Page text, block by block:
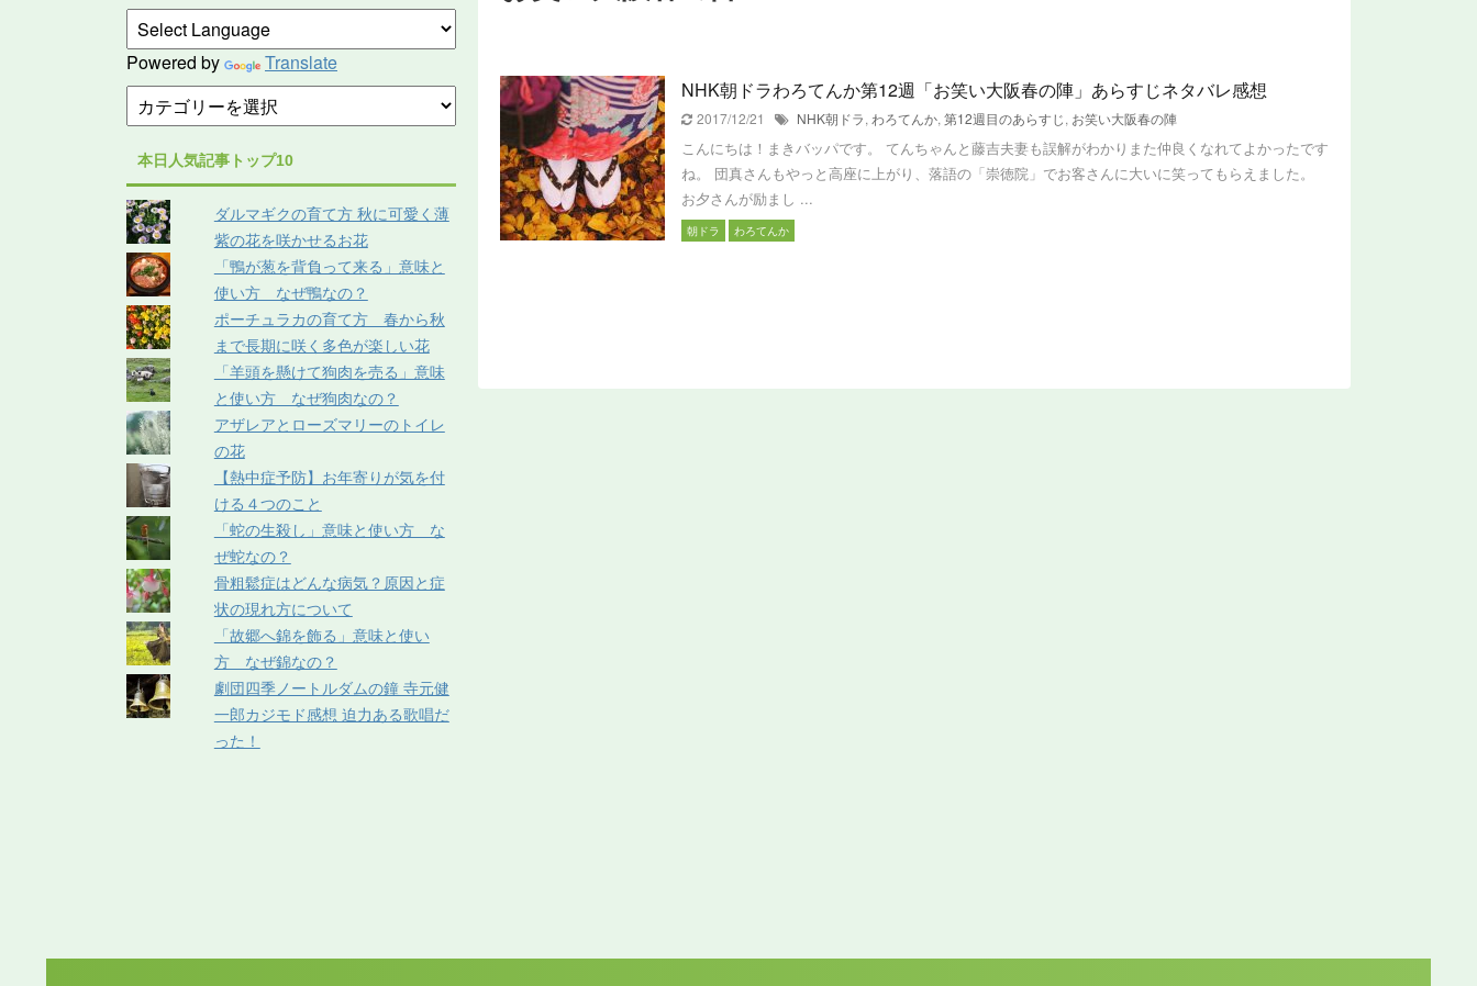
NHK朝ドラわろてんか第12週「お笑い大阪春の陣」あらすじネタバレ感想
2017/12/21 NHK朝ドラ, わろてんか, 第12週目のあらすじ, お笑い大阪春の陣
こんにちは！まきバッパです。 てんちゃんと藤吉夫妻も誤解がわかりまた仲良くなれてよかったです
ね。 団真さんもやっと高座に上がり、落語の「崇徳院」でお客さんに大いに笑ってもらえました。
お夕さんが励まし ...
朝ドラ わろてんか
Powered by Translate
本日人気記事トップ10
ダルマギクの育て方 秋に可愛く薄
紫の花を咲かせるお花
「鴨が葱を背負って来る」意味と
使い方 なぜ鴨なの？
ポーチュラカの育て方 春から秋
まで長期に咲く多色が楽しい花
「羊頭を懸けて狗肉を売る」意味
と使い方 なぜ狗肉なの？
アザレアとローズマリーのトイレ
の花
【熱中症予防】お年寄りが気を付
ける４つのこと
「蛇の生殺し」意味と使い方 な
ぜ蛇なの？
骨粗鬆症はどんな病気？原因と症
状の現れ方について
「故郷へ錦を飾る」意味と使い
方 なぜ錦なの？
劇団四季ノートルダムの鐘 寺元健
一郎カジモド感想 迫力ある歌唱だ
った！